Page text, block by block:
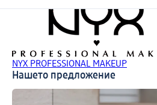
NYX PROFESSIONAL MAKEUP
Нашето предложение